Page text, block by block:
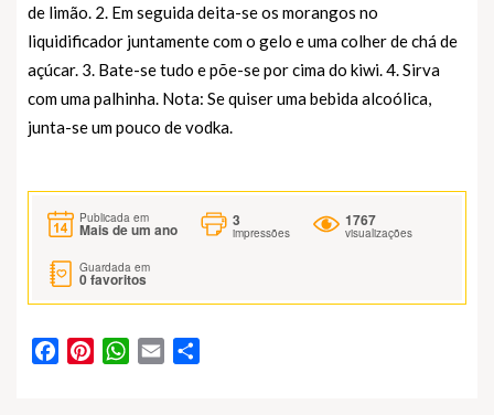
de limão. 2. Em seguida deita-se os morangos no
liquidificador juntamente com o gelo e uma colher de chá de
açúcar. 3. Bate-se tudo e põe-se por cima do kiwi. 4. Sirva
com uma palhinha. Nota: Se quiser uma bebida alcoólica,
junta-se um pouco de vodka.
Publicada em
Mais de um ano
3
impressões
1767
visualizações
Guardada em
0favoritos
FacebookPinterestWhatsApp
Email